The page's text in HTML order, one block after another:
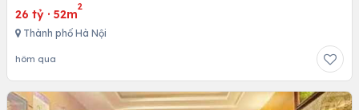
26 tỷ · 52m
2
Thành phố Hà Nội
hôm qua